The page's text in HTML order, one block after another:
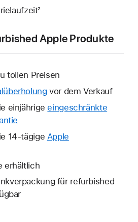
Apple Produkte
tollen Preisen
vor dem Verkauf
einjährige eingeschränkte
neues
geöffnet.
14-tägige Apple
erhältlich
für refurbished